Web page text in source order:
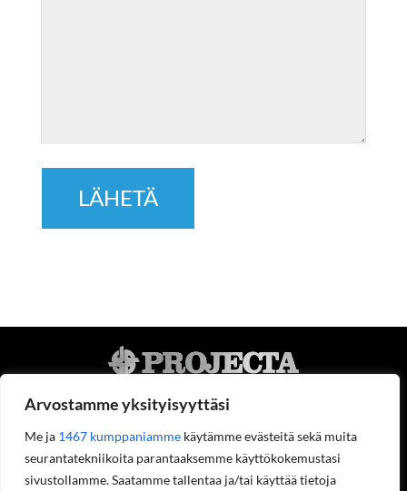
Arvostamme yksityisyyttäsi
Me ja 1467 kumppaniamme käytämme evästeitä sekä muita
seurantatekniikoita parantaaksemme käyttökokemustasi
sivustollamme. Saatamme tallentaa ja/tai käyttää tietoja
Projecta Oy